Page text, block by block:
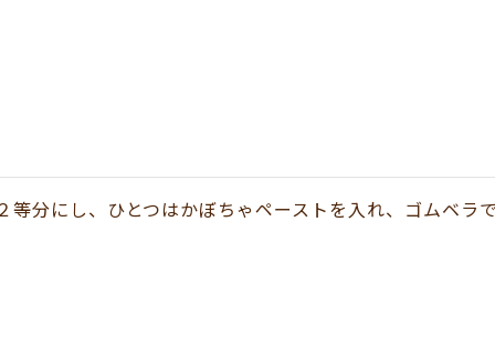
等分にし、ひとつはかぼちゃペーストを入れ、ゴムベラ